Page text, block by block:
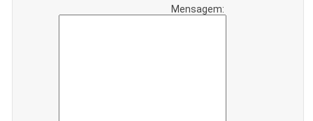
Mensagem: